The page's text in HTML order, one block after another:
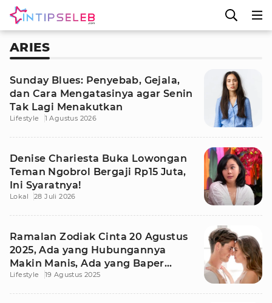
ARIES
Sunday Blues: Penyebab, Gejala,
dan Cara Mengatasinya agar Senin
Tak Lagi Menakutkan
Lifestyle 1 Agustus 2026
Denise Chariesta Buka Lowongan
Teman Ngobrol Bergaji Rp15 Juta,
Ini Syaratnya!
Lokal 28 Juli 2026
Ramalan Zodiak Cinta 20 Agustus
2025, Ada yang Hubungannya
Makin Manis, Ada yang Baper
Sendiri
Lifestyle 19 Agustus 2025